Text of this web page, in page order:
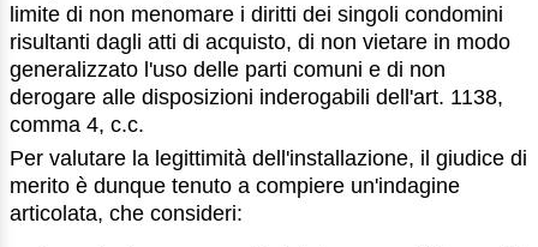
limite di non menomare i diritti dei singoli condomini
risultanti dagli atti di acquisto, di non vietare in modo
generalizzato l'uso delle parti comuni e di non
derogare alle disposizioni inderogabili dell'art. 1138,
comma 4, c.c.
Per valutare la legittimità dell'installazione, il giudice di
merito è dunque tenuto a compiere un'indagine
articolata, che consideri: